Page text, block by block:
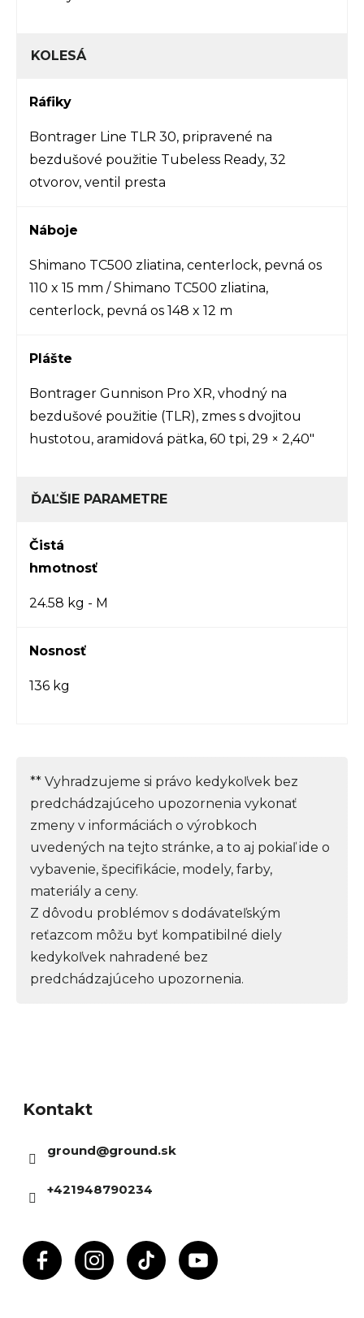
KOLESÁ
Ráfiky
Bontrager Line TLR 30, pripravené na
bezdušové použitie Tubeless Ready, 32
otvorov, ventil presta
Náboje
Shimano TC500 zliatina, centerlock, pevná os
110 x 15 mm / Shimano TC500 zliatina,
centerlock, pevná os 148 x 12 m
Plášte
Bontrager Gunnison Pro XR, vhodný na
bezdušové použitie (TLR), zmes s dvojitou
hustotou, aramidová pätka, 60 tpi, 29 × 2,40"
ĎAĽŠIE PARAMETRE
Čistá
hmotnosť
24.58 kg - M
Nosnosť
136 kg
** Vyhradzujeme si právo kedykoľvek bez
predchádzajúceho upozornenia vykonať
zmeny v informáciách o výrobkoch
uvedených na tejto stránke, a to aj pokiaľ ide o
vybavenie, špecifikácie, modely, farby,
materiály a ceny.
Z dôvodu problémov s dodávateľským
reťazcom môžu byť kompatibilné diely
kedykoľvek nahradené bez
predchádzajúceho upozornenia.
Kontakt
ground@ground.sk
+421948790234